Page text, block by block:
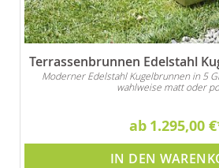
Terrassenbrunnen Edelstahl
Moderner Edelstahl Kugelbrunnen in 5
wahlweise matt oder
ab 1.295,00 €
IN DEN